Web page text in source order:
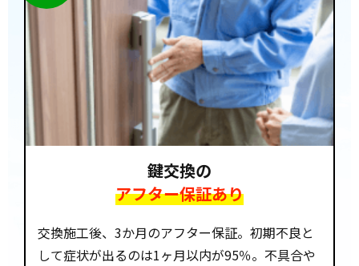
鍵交換の
アフター保証あり
交換施工後、3か月のアフター保証。初期不良と
して症状が出るのは1ヶ月以内が95％。不具合や